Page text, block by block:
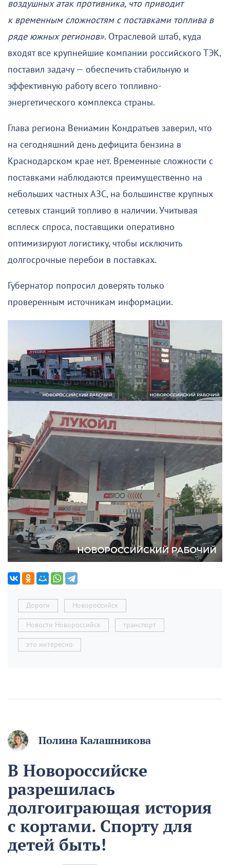
воздушных атак противника, что приводит
к временным сложностям с поставками топлива в
ряде южных регионов». Отраслевой штаб, куда
входят все крупнейшие компании российского ТЭК,
поставил задачу — обеспечить стабильную и
эффективную работу всего топливно-
энергетического комплекса страны.
Глава региона Вениамин Кондратьев заверил, что
на сегодняшний день дефицита бензина в
Краснодарском крае нет. Временные сложности с
поставками наблюдаются преимущественно на
небольших частных АЗС, на большинстве крупных
сетевых станций топливо в наличии. Учитывая
всплеск спроса, поставщики оперативно
оптимизируют логистику, чтобы исключить
долгосрочные перебои в поставках.
Губернатор попросил доверять только
проверенным источникам информации.
Дороги Новороссийск
Новости Новороссийск транспорт
это интересно
Полина Калашникова
В Новороссийске
разрешилась
долгоиграющая история
с кортами. Спорту для
детей быть!